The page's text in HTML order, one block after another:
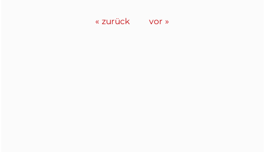
« zurück vor »